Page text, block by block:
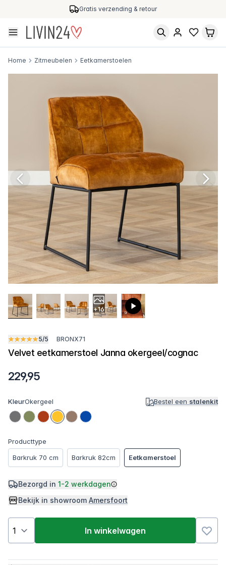
Gratis verzending & retour
Home Zitmeubelen Eetkamerstoelen
+16
5/5 BRONX71
Velvet eetkamerstoel Janna okergeel/cognac
229,95
KleurOkergeel Bestel een stalenkit
Producttype
Barkruk 70 cm
Barkruk 82cm Eetkamerstoel
Bezorgd in 1-2 werkdagen
Bekijk in showroom Amersfoort
In winkelwagen